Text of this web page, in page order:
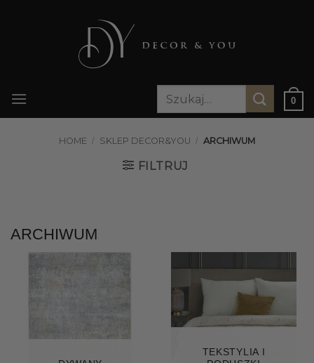
Szukaj:
0
HOME / SKLEP DECOR&YOU / ARCHIWUM
FILTRUJ
ARCHIWUM
TEKSTYLIA I